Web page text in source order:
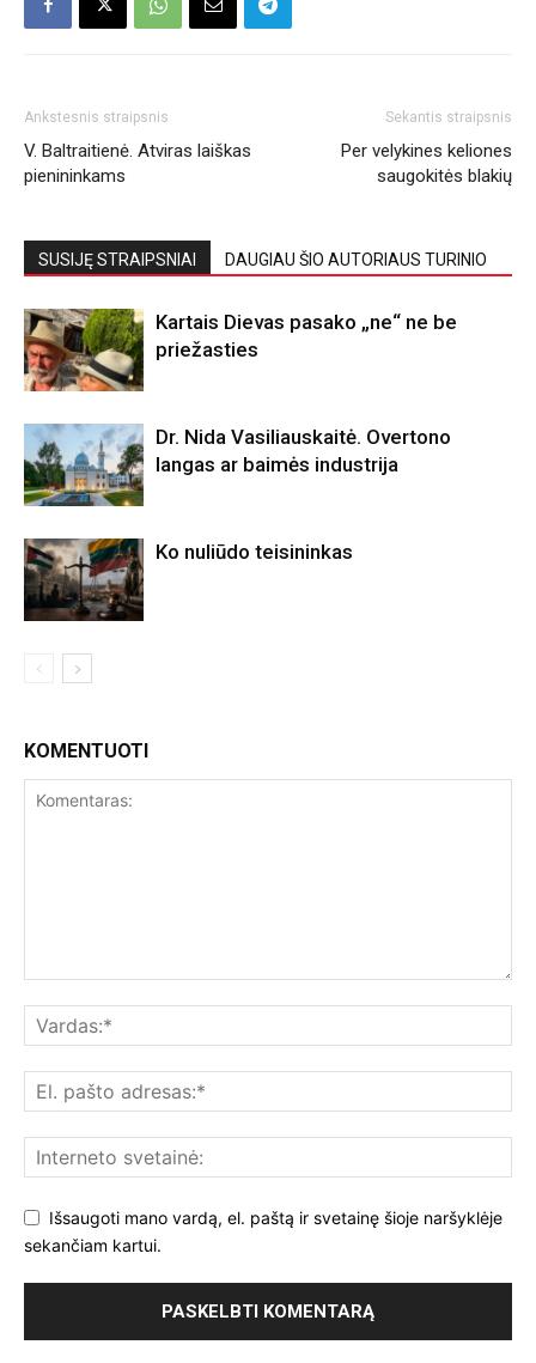
Ankstesnis straipsnis
V. Baltraitienė. Atviras laiškas
pienininkams
Sekantis straipsnis
Per velykines keliones
saugokitės blakių
SUSIJĘ STRAIPSNIAI DAUGIAU ŠIO AUTORIAUS TURINIO
Kartais Dievas pasako „ne“ ne be
priežasties
Dr. Nida Vasiliauskaitė. Overtono
langas ar baimės industrija
Ko nuliūdo teisininkas
KOMENTUOTI
Išsaugoti mano vardą, el. paštą ir svetainę šioje naršyklėje
sekančiam kartui.